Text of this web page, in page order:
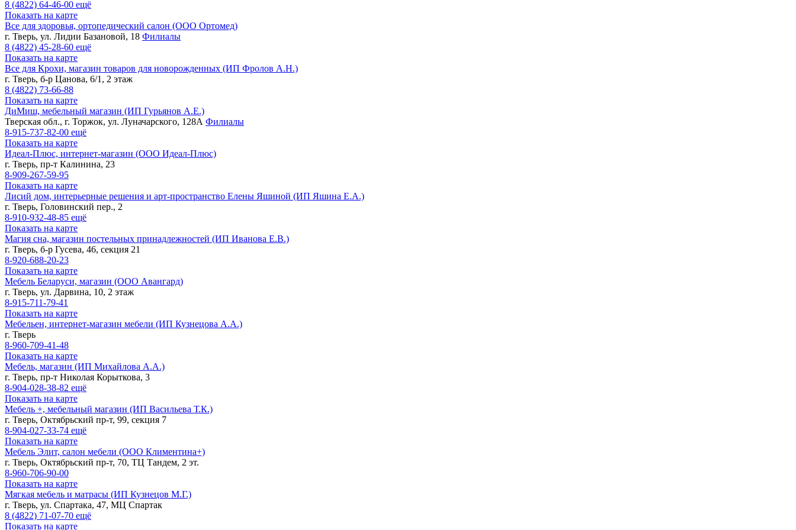
8 (4822) 64-46-00 ещё
Показать на карте
Все для здоровья, ортопедический салон (ООО Ортомед)
г. Тверь, ул. Лидии Базановой, 18 Филиалы
8 (4822) 45-28-60 ещё
Показать на карте
Все для Крохи, магазин товаров для новорожденных (ИП Фролов А.Н.)
г. Тверь, б-р Цанова, 6/1, 2 этаж
8 (4822) 73-66-88
Показать на карте
ДиМиш, мебельный магазин (ИП Гурьянов А.Е.)
Тверская обл., г. Торжок, ул. Луначарского, 128А Филиалы
8-915-737-82-00 ещё
Показать на карте
Идеал-Плюс, интернет-магазин (ООО Идеал-Плюс)
г. Тверь, пр-т Калинина, 23
8-909-267-59-95
Показать на карте
Лисий дом, интерьерные решения и арт-пространство Елены Яшиной (ИП Яшина Е.А.)​
г. Тверь, Головинский пер., 2
8-910-932-48-85 ещё
Показать на карте
Магия сна, магазин постельных принадлежностей (ИП Иванова Е.В.)
г. Тверь, б-р Гусева, 46, секция 21
8-920-688-20-23
Показать на карте
Мебель Беларуси, магазин (ООО Авангард)
г. Тверь, ул. Дарвина, 10, 2 этаж
8-915-711-79-41
Показать на карте
Мебельен, интернет-магазин мебели (ИП Кузнецова А.А.)
г. Тверь
8-960-709-41-48
Показать на карте
Мебель, магазин (ИП Михайлова А.А.)
г. Тверь, пр-т Николая Корыткова, 3
8-904-028-38-82 ещё
Показать на карте
Мебель +, мебельный магазин (ИП Васильева Т.К.)
г. Тверь, Октябрьский пр-т, 99, секция 7
8-904-027-33-74 ещё
Показать на карте
Мебель Элит, салон мебели (ООО Климентина+)
г. Тверь, Октябрьский пр-т, 70, ТЦ Тандем, 2 эт.
8-960-706-90-00
Показать на карте
Мягкая мебель и матрасы (ИП Кузнецов М.Г.)
г. Тверь, ул. Спартака, 47, МЦ Спартак
8 (4822) 71-07-70 ещё
Показать на карте